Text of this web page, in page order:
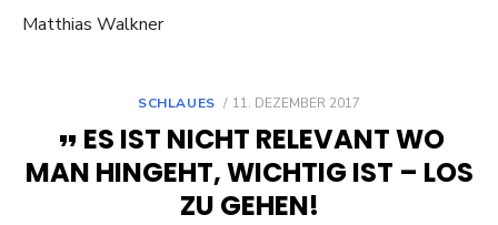
Matthias Walkner
SCHLAUES
POSTED
11. DEZEMBER 2017
ES IST NICHT RELEVANT WO
MAN HINGEHT, WICHTIG IST – LOS
ZU GEHEN!